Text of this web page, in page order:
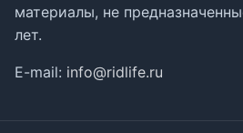
материалы, не
лет.
E-mail: info@ridlife.ru